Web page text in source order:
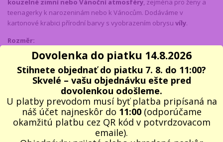
teenagerky k narozeninám nebo k Vánocům. Dodáváme v
kartonové krabici přírodní barvy s vyobrazením obrysu víly.
Rozměr:
- celkové rozměry 55 x 20 x 15 cm
ýška sedící víly: 32 cm
Barva: Zimní víla má lesklá stříbrná křídla, tmavě zeleno- bílou čepici
a bílé šaty, šálu, nohy i boty
: polyester, PVC
Hmotnost: 0,28 kg
Parametre
Dovolenka do piatku 14.8.2026
Stihnete objednať do piatku 7. 8. do 11:00?
Skvelé – vašu objednávku ešte pred
dovolenkou odošleme.
U platby prevodom musí byť platba pripísaná na
náš účet najneskôr do 11:00(odporúčame
okamžitú platbu cez QR kód v potvrdzovacom
emaile).